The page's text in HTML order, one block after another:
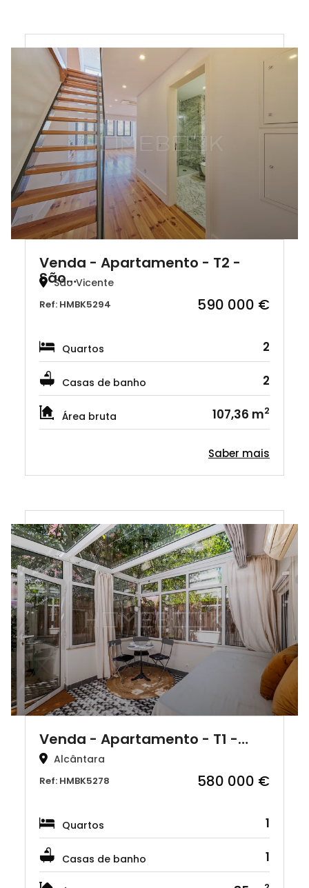
Venda - Apartamento - T2 -
São…
São Vicente
590 000 €
Ref: HMBK5294
Quartos 2
Casas de banho 2
Área bruta 107,36 m2
Saber mais
Venda - Apartamento - T1 -…
Alcântara
580 000 €
Ref: HMBK5278
Quartos 1
Casas de banho 1